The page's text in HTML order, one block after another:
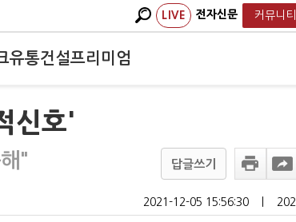
LIVE 전자신문 커뮤니티
유통건설프리미엄
신호'
" 답글쓰기
2021-12-05 15:56:30